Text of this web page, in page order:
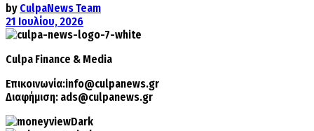
by CulpaNews Team
21 Ιουλίου, 2026
Culpa Finance & Media
Επικοινωνία:info@culpanews.gr
Διαφήμιση: ads@culpanews.gr